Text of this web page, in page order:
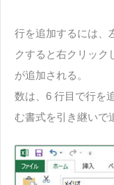
行を追加するには、
クすると右クリック
が追加される。
数は、6 行目で行を
む書式を引き継いで